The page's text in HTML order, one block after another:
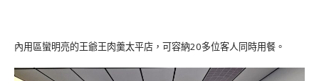
內用區蠻明亮的王爺王肉羹太平店，可容納20多位客人同時用餐。